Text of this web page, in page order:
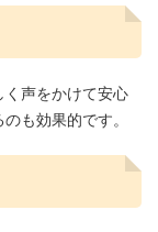
く声をかけて安心
も効果的です。